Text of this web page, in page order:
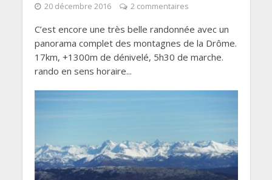
20 décembre 2016 2 commentaires
C’est encore une très belle randonnée avec un
panorama complet des montagnes de la Drôme.
17km, +1300m de dénivelé, 5h30 de marche.
rando en sens horaire...